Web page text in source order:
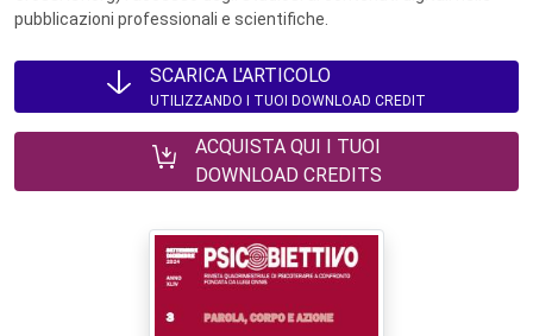
pubblicazioni professionali e scientifiche.
SCARICA L'ARTICOLO
UTILIZZANDO I TUOI DOWNLOAD CREDIT
ACQUISTA QUI I TUOI
DOWNLOAD CREDITS